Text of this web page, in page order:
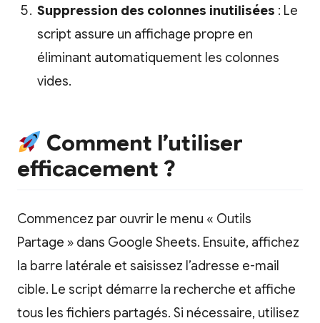
Suppression des colonnes inutilisées : Le
script assure un affichage propre en
éliminant automatiquement les colonnes
vides.
Comment l’utiliser
efficacement ?
Commencez par ouvrir le menu « Outils
Partage » dans Google Sheets. Ensuite, affichez
la barre latérale et saisissez l’adresse e-mail
cible. Le script démarre la recherche et affiche
tous les fichiers partagés. Si nécessaire, utilisez